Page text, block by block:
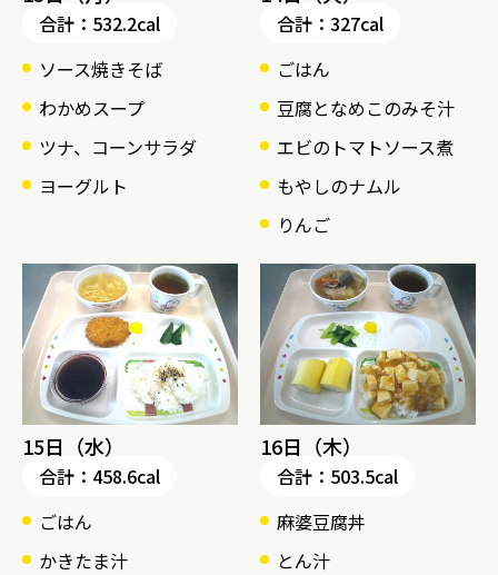
合計：532.2cal
ソース焼きそば
わかめスープ
ツナ、コーンサラダ
ヨーグルト
合計：327cal
ごはん
豆腐となめこのみそ汁
エビのトマトソース煮
もやしのナムル
りんご
15日（水）
合計：458.6cal
ごはん
かきたま汁
16日（木）
合計：503.5cal
麻婆豆腐丼
とん汁